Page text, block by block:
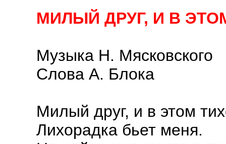
МИЛЫЙ ДРУГ, И В
Музыка Н. Мясковского
Слова А. Блока
Милый друг, и в этом
Лихорадка бьет меня.